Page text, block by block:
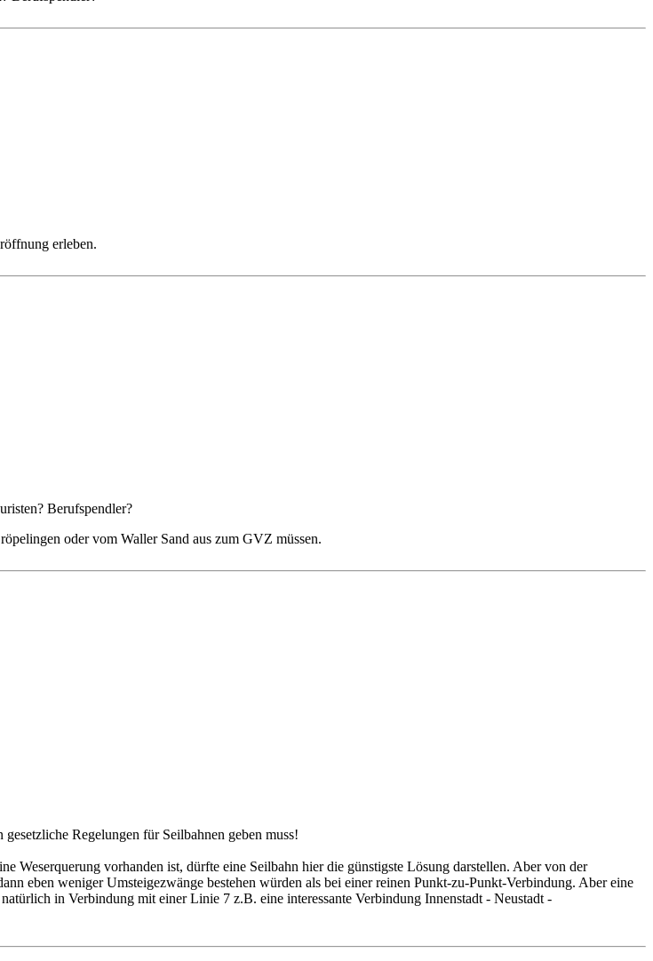
erleben.
Berufspendler?
oder vom Waller Sand aus zum GVZ müssen.
Regelungen für Seilbahnen geben muss!
vorhanden ist, dürfte eine Seilbahn hier die günstigste Lösung darstellen. Aber von der
eben weniger Umsteigezwänge bestehen würden als bei einer reinen Punkt-zu-Punkt-Verbindung. Aber eine
in Verbindung mit einer Linie 7 z.B. eine interessante Verbindung Innenstadt - Neustadt -